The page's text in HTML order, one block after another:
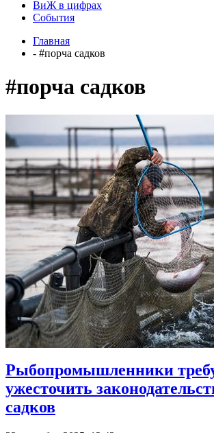
ВиЖ в цифрах
События
Главная
- #порча садков
#порча садков
Рыбопромышленники
ужесточить
садков